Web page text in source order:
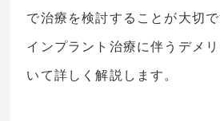
で治療を検討することが大切で
インプラント治療に伴うデメ
いて詳しく解説します。